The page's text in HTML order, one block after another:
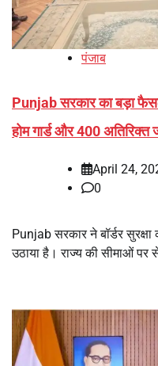
पंजाब
Punjab सरकार का बड़ा
होम गार्ड और 400 अतिरिक्त
April 24,
0
Punjab सरकार ने बॉर्डर
उठाया है। राज्य की सीमाओं